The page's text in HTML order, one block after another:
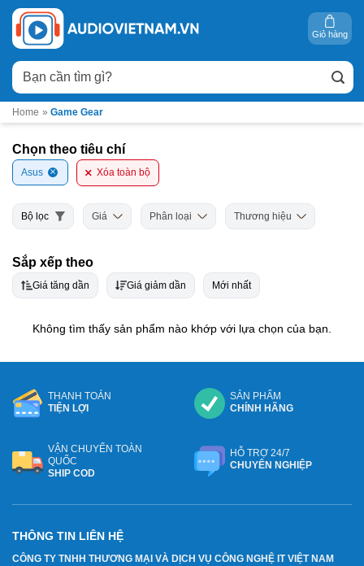
Bỏ
qua
nội
dung
Tìm
kiếm:
Giỏ hàng
Home » Game Gear
Chọn theo tiêu chí
Asus Xóa toàn bộ
Bộ lọc Giá Phân loại Thương hiệu
Sắp xếp theo
Giá tăng dần Giá giảm dần Mới nhất
Không tìm thấy sản phẩm nào khớp với lựa chọn của bạn.
THANH TOÁN
TIỆN LỢI
SẢN PHẨM
CHÍNH HÃNG
VẬN CHUYỂN TOÀN
QUỐC
SHIP COD
HỖ TRỢ 24/7
CHUYÊN NGHIỆP
THÔNG TIN LIÊN HỆ
CÔNG TY TNHH THƯƠNG MẠI VÀ DỊCH VỤ CÔNG NGHỆ IT VIỆT NAM